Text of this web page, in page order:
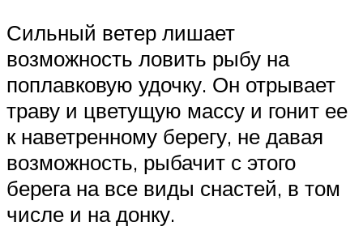
Сильный ветер лишает
возможность ловить рыбу на
поплавковую удочку. Он отрывает
траву и цветущую массу и гонит ее
к наветренному берегу, не давая
возможность, рыбачит с этого
берега на все виды снастей, в том
числе и на донку.